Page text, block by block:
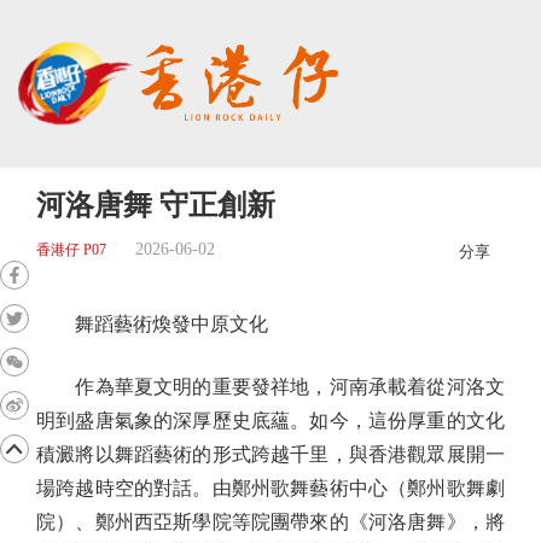
河洛唐舞 守正創新
香港仔 P07 2026-06-02 分享
舞蹈藝術煥發中原文化
作為華夏文明的重要發祥地，河南承載着從河洛文
明到盛唐氣象的深厚歷史底蘊。如今，這份厚重的文化
積澱將以舞蹈藝術的形式跨越千里，與香港觀眾展開一
場跨越時空的對話。由鄭州歌舞藝術中心（鄭州歌舞劇
院）、鄭州西亞斯學院等院團帶來的《河洛唐舞》，將